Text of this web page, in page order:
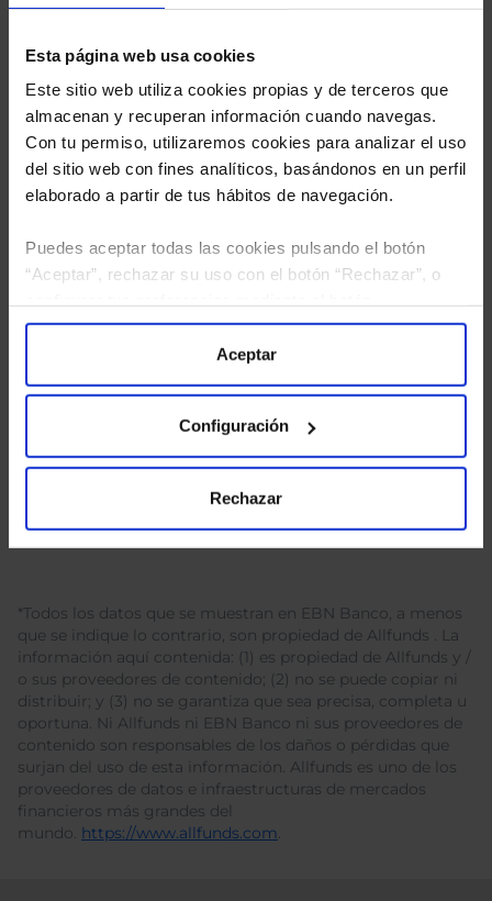
Esta página web usa cookies
Este sitio web utiliza cookies propias y de terceros que
almacenan y recuperan información cuando navegas.
Con tu permiso, utilizaremos cookies para analizar el uso
del sitio web con fines analíticos, basándonos en un perfil
elaborado a partir de tus hábitos de navegación.
Puedes aceptar todas las cookies pulsando el botón
“Aceptar”, rechazar su uso con el botón “Rechazar”, o
“Configuración”. Consulta nuestraPolítica
para más información.
Aceptar
Configuración
Rechazar
He leídola política de privacidady consiento el
tratamiento de mis datos personales.
*Todos los datos que se muestran en EBN Banco, a menos
que se indique lo contrario, son propiedad de Allfunds . La
información aquí contenida: (1) es propiedad de Allfunds y /
o sus proveedores de contenido; (2) no se puede copiar ni
distribuir; y (3) no se garantiza que sea precisa, completa u
oportuna. Ni Allfunds ni EBN Banco ni sus proveedores de
contenido son responsables de los daños o pérdidas que
surjan del uso de esta información. Allfunds es uno de los
proveedores de datos e infraestructuras de mercados
financieros más grandes del
mundo. https://www.allfunds.com.